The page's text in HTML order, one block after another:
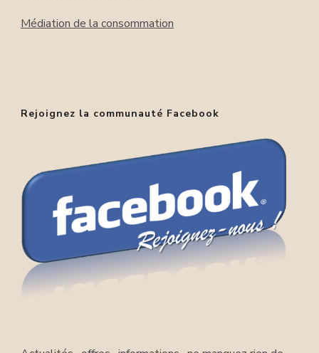
Médiation de la consommation
Rejoignez la communauté Facebook